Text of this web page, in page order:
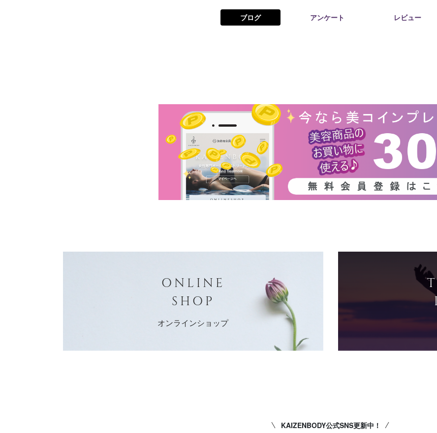
ブログ アンケート レビュー
ONLINE
SHOP
オンラインショップ
KAIZENBODY公式SNS更新中！